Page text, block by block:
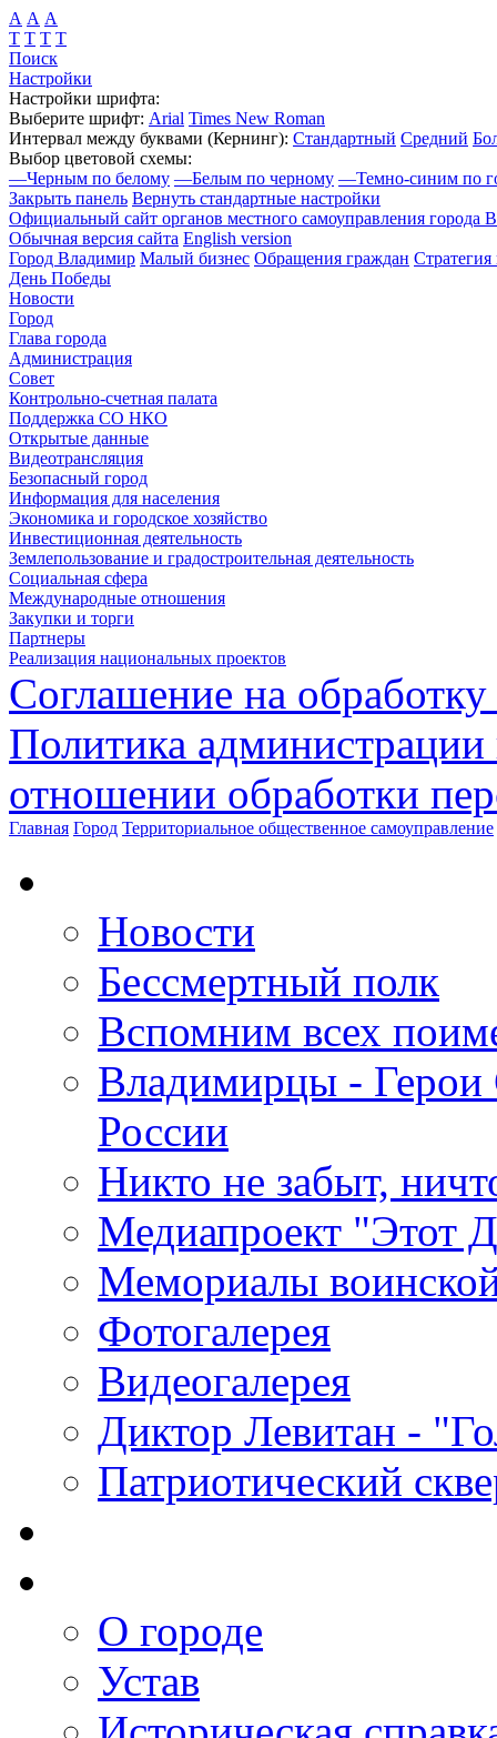
А А А
Т Т Т Т
Поиск
Настройки
Настройки шрифта:
Выберите шрифт: Arial Times New Roman
Интервал между буквами (Кернинг): Стандартный Средний
Выбор цветовой схемы:
—Черным по белому —Белым по черному —Темно-синим по
Закрыть панель Вернуть стандартные настройки
Официальный сайт органов местного самоуправления города
Обычная версия сайта English version
Город Владимир Малый бизнес Обращения граждан Стратегия
День Победы
Новости
Город
Глава города
Администрация
Совет
Контрольно-счетная палата
Поддержка СО НКО
Открытые данные
Видеотрансляция
Безопасный город
Информация для населения
Экономика и городское хозяйство
Инвестиционная деятельность
Землепользование и градостроительная деятельность
Социальная сфера
Международные отношения
Закупки и торги
Партнеры
Реализация национальных проектов
Соглашение на
Политика
отношении обработки
Главная Город Территориальное общественное самоуправление
Новости
Бессмертный полк
Вспомним всех
Владимирцы - Герои
России
Никто не забыт,
Медиапроект "Этот
Мемориалы
Фотогалерея
Видеогалерея
Диктор Левитан -
Патриотический
О городе
Устав